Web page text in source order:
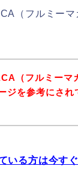
（フルミー
（フルミーマ
ジを参考にされ
る方は今す